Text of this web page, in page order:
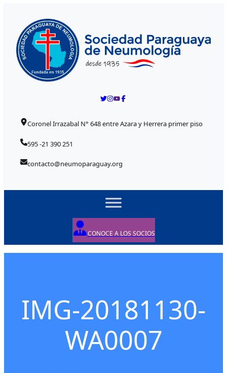
Coronel Irrazabal N° 648 entre Azara y Herrera primer piso
595 -21 390 251
contacto@neumoparaguay.org
CONOCE A LOS SOCIOS
IMG-20181130-
WA0007